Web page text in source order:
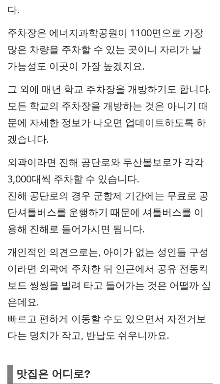
다.
주차장은 에너지과학공원이 1100면으로 가장
많은 차량을 주차할 수 있는 곳이니 자리가 날
가능성도 이곳이 가장 높겠지요.
그 외에 매년 학교 주차장을 개방하기도 합니다.
모든 학교의 주차장을 개방하는 것은 아니기 때
문에 자세한 정보가 나오면 업데이트하도록 하
겠습니다.
외곽이라면 진해 공단로와 두산볼보로가 각각
3,000대씩 주차할 수 있습니다.
진해 공단로의 경우 군항제 기간에는 무료로 공
단셔틀버스를 운행하기 때문에 셔틀버스를 이
용해 진해로 들어가시면 됩니다.
개인적인 의견으로는, 아이가 없는 성인들 구성
이라면 외곽에 주차한 뒤 인근에서 공유 전동킥
보드 씽씽을 빌려 타고 들어가는 것은 어떨까 싶
은데요.
빠르고 편하게 이동할 수도 있으면서 자전거보
다는 덩치가 작고, 반납도 쉬우니까요.
맛집은 어디로?